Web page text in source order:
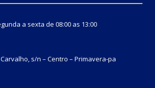
a sexta de 08:00 as 13:00
s/n – Centro – Primavera-pa